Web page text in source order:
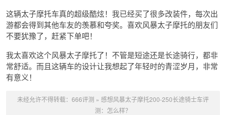
这辆太子摩托车真的超级酷炫！我已经买了很多改装件，每次出
游都会得到其他车友的羡慕和夸奖。喜欢风暴太子摩托的朋友们
不要犹豫了，赶紧下单吧！
我太喜欢这个风暴太子摩托了！不管是短途还是长途骑行，都非
常舒适。而且这辆车的设计让我想起了年轻时的青涩岁月，非常
有意义！
未经允许不得转载： 666评测 » 感想风暴太子摩托200-250长途骑士车评
测：怎么样？